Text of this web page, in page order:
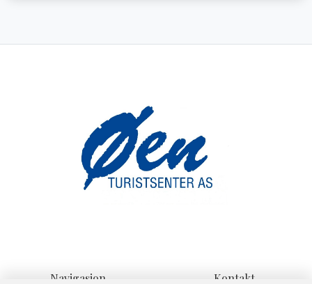
Navigasjon Kontakt